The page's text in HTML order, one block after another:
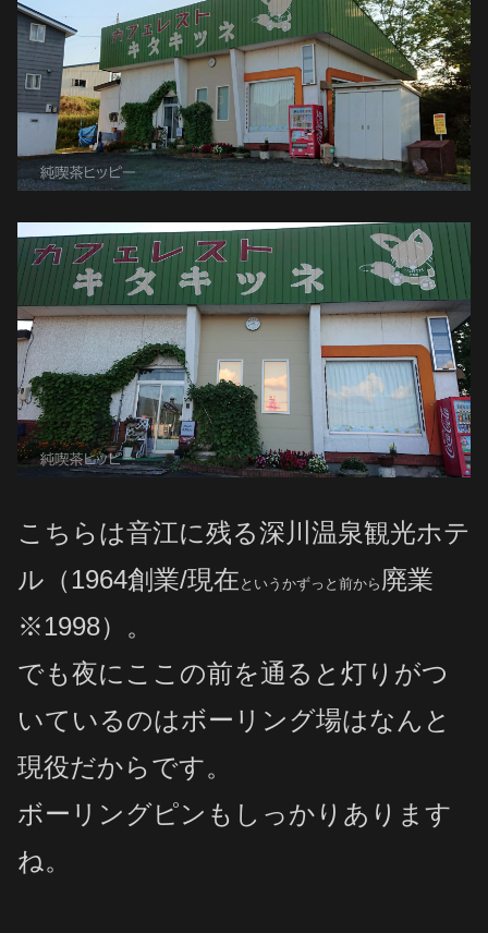
こちらは音江に残る深川温泉観光ホテ
ル（1964創業/現在 というかずっと前から 廃業
※1998）。
でも夜にここの前を通ると灯りがつ
いているのはボーリング場はなんと
現役だからです。
ボーリングピンもしっかりあります
ね。